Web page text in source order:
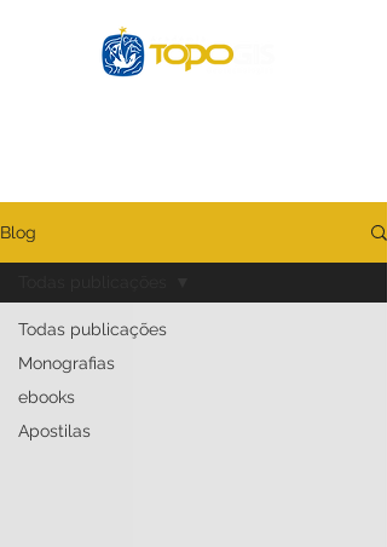
Blog
Todas publicações
Monografias
ebooks
Apostilas